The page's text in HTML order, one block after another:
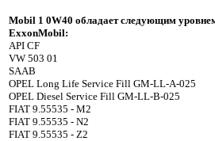
Mobil 1 0W40 обладает следующим
ExxonMobil:
API CF
VW 503 01
SAAB
OPEL Long Life Service Fill GM-LL-A-025
OPEL Diesel Service Fill GM-LL-B-025
FIAT 9.55535 - M2
FIAT 9.55535 - N2
FIAT 9.55535 - Z2